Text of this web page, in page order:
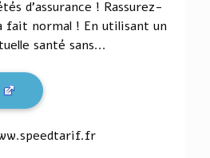
d'assurance ! Rassurez-
fait normal ! En utilisant un
santé sans...